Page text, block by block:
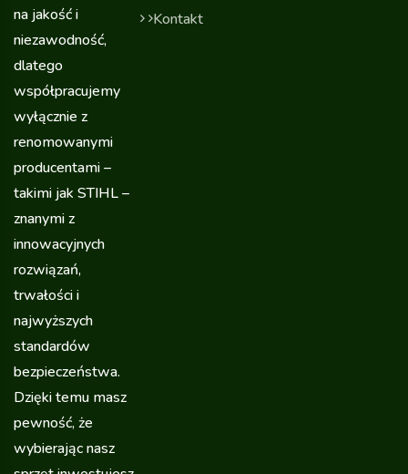
na jakość i
niezawodność,
dlatego
współpracujemy
wyłącznie z
renomowanymi
producentami –
takimi jak STIHL –
znanymi z
innowacyjnych
rozwiązań,
trwałości i
najwyższych
standardów
bezpieczeństwa.
Dzięki temu masz
pewność, że
wybierając nasz
Kontakt